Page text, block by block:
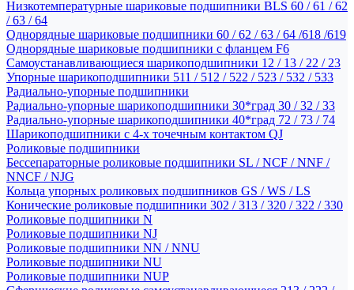
Низкотемпературные шариковые подшипники BLS 60 / 61 / 62
/ 63 / 64
Однорядные шариковые подшипники 60 / 62 / 63 / 64 /618 /619
Однорядные шариковые подшипники с фланцем F6
Самоустанавливающиеся шарикоподшипники 12 / 13 / 22 / 23
Упорные шарикоподшипники 511 / 512 / 522 / 523 / 532 / 533
Радиально-упорные подшипники
Радиально-упорные шарикоподшипники 30*град 30 / 32 / 33
Радиально-упорные шарикоподшипники 40*град 72 / 73 / 74
Шарикоподшипники с 4-х точечным контактом QJ
Роликовые подшипники
Бессепараторные роликовые подшипники SL / NCF / NNF /
NNCF / NJG
Кольца упорных роликовых подшипников GS / WS / LS
Конические роликовые подшипники 302 / 313 / 320 / 322 / 330
Роликовые подшипники N
Роликовые подшипники NJ
Роликовые подшипники NN / NNU
Роликовые подшипники NU
Роликовые подшипники NUP